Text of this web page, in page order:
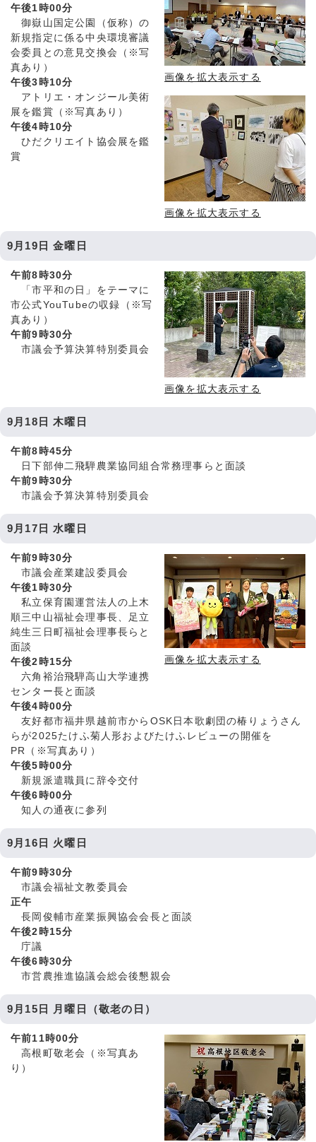
画像を拡大表示する
画像を拡大表示する
午後1時00分
御嶽山国定公園（仮称）の
新規指定に係る中央環境審議
会委員との意見交換会（※写
真あり）
午後3時10分
アトリエ・オンジール美術
展を鑑賞（※写真あり）
午後4時10分
ひだクリエイト協会展を鑑
賞
9月19日 金曜日
画像を拡大表示する
午前8時30分
「市平和の日」をテーマに
市公式YouTubeの収録（※写
真あり）
午前9時30分
市議会予算決算特別委員会
9月18日 木曜日
午前8時45分
日下部伸二飛騨農業協同組合常務理事らと面談
午前9時30分
市議会予算決算特別委員会
9月17日 水曜日
画像を拡大表示する
午前9時30分
市議会産業建設委員会
午後1時30分
私立保育園運営法人の上木
順三中山福祉会理事長、足立
純生三日町福祉会理事長らと
面談
午後2時15分
六角裕治飛騨高山大学連携
センター長と面談
午後4時00分
友好都市福井県越前市からOSK日本歌劇団の椿りょうさん
らが2025たけふ菊人形およびたけふレビューの開催を
PR（※写真あり）
午後5時00分
新規派遣職員に辞令交付
午後6時00分
知人の通夜に参列
9月16日 火曜日
午前9時30分
市議会福祉文教委員会
正午
長岡俊輔市産業振興協会会長と面談
午後2時15分
庁議
午後6時30分
市営農推進協議会総会後懇親会
9月15日 月曜日（敬老の日）
午前11時00分
高根町敬老会（※写真あ
り）